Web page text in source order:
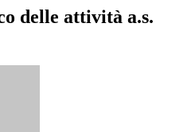
delle attività a.s.